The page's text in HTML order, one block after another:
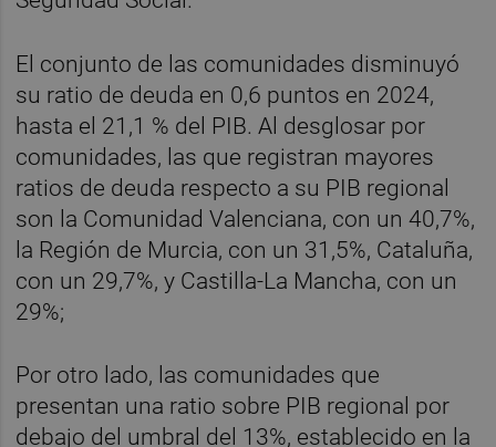
El conjunto de las comunidades disminuyó
su ratio de deuda en 0,6 puntos en 2024,
hasta el 21,1 % del PIB. Al desglosar por
comunidades, las que registran mayores
ratios de deuda respecto a su PIB regional
son la Comunidad Valenciana, con un 40,7%,
la Región de Murcia, con un 31,5%, Cataluña,
con un 29,7%, y Castilla-La Mancha, con un
29%;
Por otro lado, las comunidades que
presentan una ratio sobre PIB regional por
debajo del umbral del 13%, establecido en la